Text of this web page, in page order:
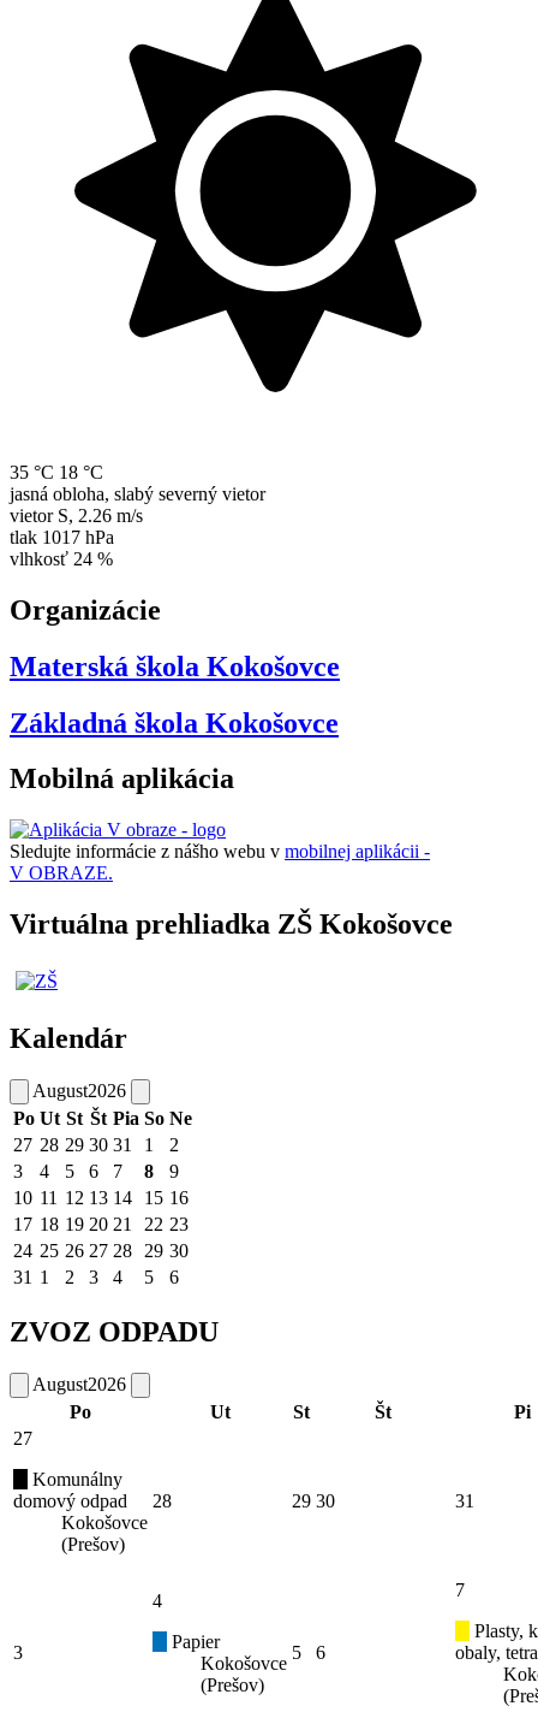
35 °C 18 °C
jasná obloha, slabý severný vietor
vietor S, 2.26 m/s
tlak 1017 hPa
vlhkosť 24 %
Organizácie
Materská škola Kokošovce
Základná škola Kokošovce
Mobilná aplikácia
Sledujte informácie z nášho webu v mobilnej aplikácii -
V OBRAZE.
Virtuálna prehliadka ZŠ Kokošovce
Kalendár
August2026
Po Ut St Št Pia So Ne
27 28 29 30 31 1
2
3
4 5 6 7 8
9
10 11 12 13 14 15 16
17 18 19 20 21 22 23
24 25 26 27 28 29 30
31 1 2 3 4 5 6
ZVOZ ODPADU
August2026
Po
Ut St Št
Pi
27
Komunálny
domový odpad
Kokošovce
(Prešov)
28 29 30 31
3
4
Papier
Kokošovce
(Prešov)
5 6
7
Plasty,
obaly,